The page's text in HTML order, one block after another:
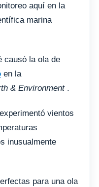
aquí en la
marina
causó la ola de
en la
& Environment.
vientos
inusualmente
para una ola